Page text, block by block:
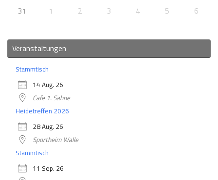
31 1 2 3 4 5 6
Veranstaltungen
Stammtisch
14 Aug. 26
Cafe 1. Sahne
Heidetreffen 2026
28 Aug. 26
Sportheim Walle
Stammtisch
11 Sep. 26